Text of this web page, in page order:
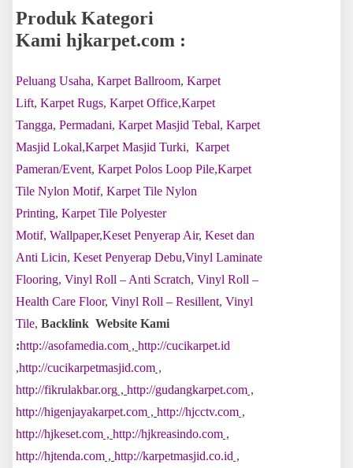
Produk Kategori
Kami hjkarpet.com :
Peluang Usaha, Karpet Ballroom, Karpet
Lift, Karpet Rugs, Karpet Office,Karpet
Tangga, Permadani, Karpet Masjid Tebal, Karpet
Masjid Lokal,Karpet Masjid Turki, Karpet
Pameran/Event, Karpet Polos Loop Pile,Karpet
Tile Nylon Motif, Karpet Tile Nylon
Printing, Karpet Tile Polyester
Motif, Wallpaper,Keset Penyerap Air, Keset dan
Anti Licin, Keset Penyerap Debu,Vinyl Laminate
Flooring, Vinyl Roll – Anti Scratch, Vinyl Roll –
Health Care Floor, Vinyl Roll – Resillent, Vinyl
Tile, Backlink Website Kami
:http://asofamedia.com , http://cucikarpet.id
,http://cucikarpetmasjid.com ,
http://fikrulakbar.org , http://gudangkarpet.com ,
http://higenjayakarpet.com , http://hjcctv.com ,
http://hjkeset.com , http://hjkreasindo.com ,
http://hjtenda.com , http://karpetmasjid.co.id ,